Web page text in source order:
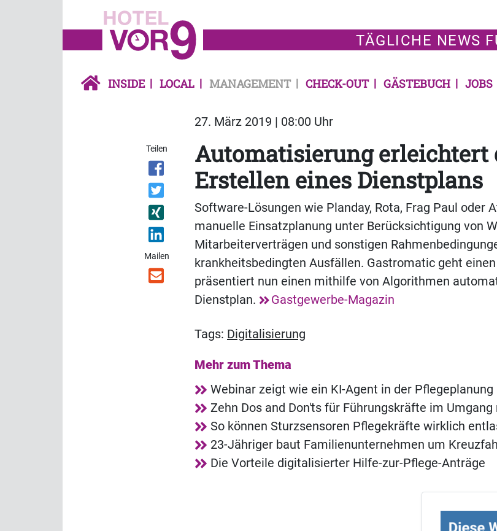
TÄGLICHE NEWS
INSIDE LOCAL MANAGEMENT CHECK-OUT GÄSTEBUCH JOBS
27. März 2019 | 08:00 Uhr
Teilen
Mailen
Automatisierung erleichtert
Erstellen eines Dienstplans
Software-Lösungen wie Planday, Rota, Frag Paul oder
manuelle Einsatzplanung unter Berücksichtigung von
Mitarbeiterverträgen und sonstigen
krankheitsbedingten Ausfällen. Gastromatic geht
präsentiert nun einen mithilfe von Algorithmen
Dienstplan.
Gastgewerbe-Magazin
Tags: Digitalisierung
Mehr zum Thema
Webinar zeigt wie ein KI-Agent in der
Zehn Dos and Don'ts für Führungskräfte im Umgang
So können Sturzsensoren Pflegekräfte wirklich
23-Jähriger baut Familienunternehmen um
Die Vorteile digitalisierter Hilfe-zur-Pflege-Anträge